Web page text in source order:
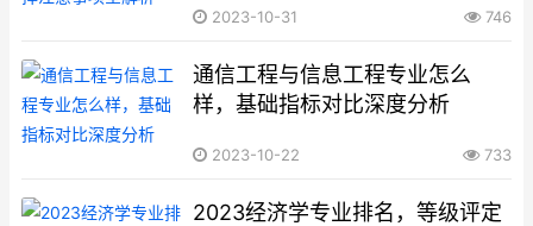
2023-10-31 746
通信工程与信息工程专业怎么
样，基础指标对比深度分析
2023-10-22 733
2023经济学专业排名，等级评定